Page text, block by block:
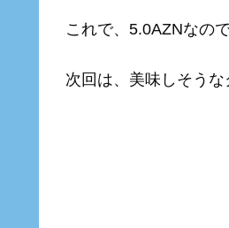
これで、5.0AZNなの
次回は、美味しそうな